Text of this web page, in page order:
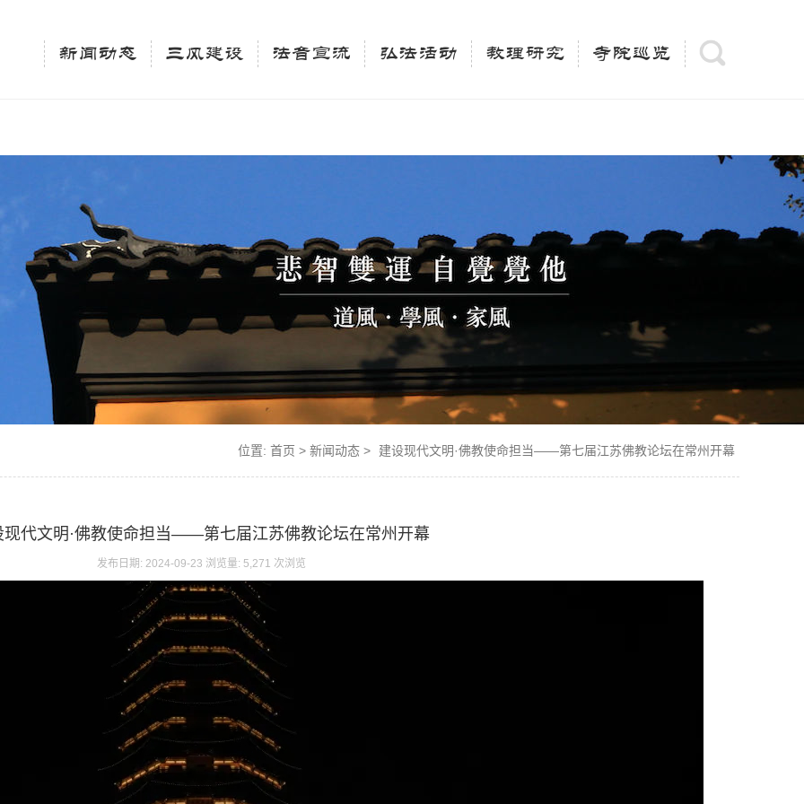
新闻动态 三风建设 法音宣流 弘法活动 教理研究 寺院巡览
位置: 首页 > 新闻动态 > 建设现代文明·佛教使命担当——第七届江苏佛教论坛在常州开幕
现代文明·佛教使命担当——第七届江苏佛教论坛在常州开幕
发布日期: 2024-09-23 浏览量: 5,271 次浏览